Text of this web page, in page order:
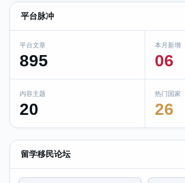
平台脉冲
平台文章
895
本月新增
06
内容主题
20
热门国家
26
留学移民论坛